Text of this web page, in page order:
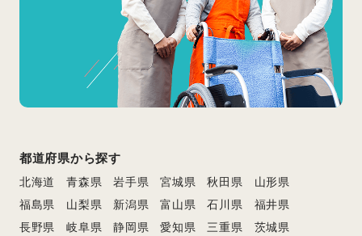
都道府県から探す
北海道 青森県 岩手県 宮城県 秋田県
山形県
福島県
山梨県 新潟県 富山県 石川県
福井県
長野県
岐阜県 静岡県 愛知県 三重県
茨城県